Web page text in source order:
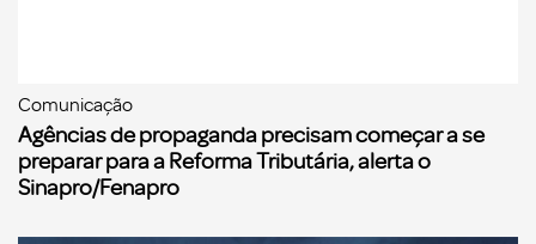
Comunicação
Agências de propaganda precisam começar a se
preparar para a Reforma Tributária, alerta o
Sinapro/Fenapro